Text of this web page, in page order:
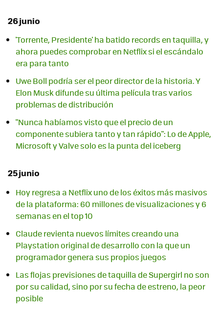
26 junio
'Torrente, Presidente' ha batido records en taquilla, y
ahora puedes comprobar en Netflix si el escándalo
era para tanto
Uwe Boll podría ser el peor director de la historia. Y
Elon Musk difunde su última película tras varios
problemas de distribución
"Nunca habíamos visto que el precio de un
componente subiera tanto y tan rápido": Lo de Apple,
Microsoft y Valve solo es la punta del iceberg
25 junio
Hoy regresa a Netflix uno de los éxitos más masivos
de la plataforma: 60 millones de visualizaciones y 6
semanas en el top 10
Claude revienta nuevos límites creando una
Playstation original de desarrollo con la que un
programador genera sus propios juegos
Las flojas previsiones de taquilla de Supergirl no son
por su calidad, sino por su fecha de estreno, la peor
posible